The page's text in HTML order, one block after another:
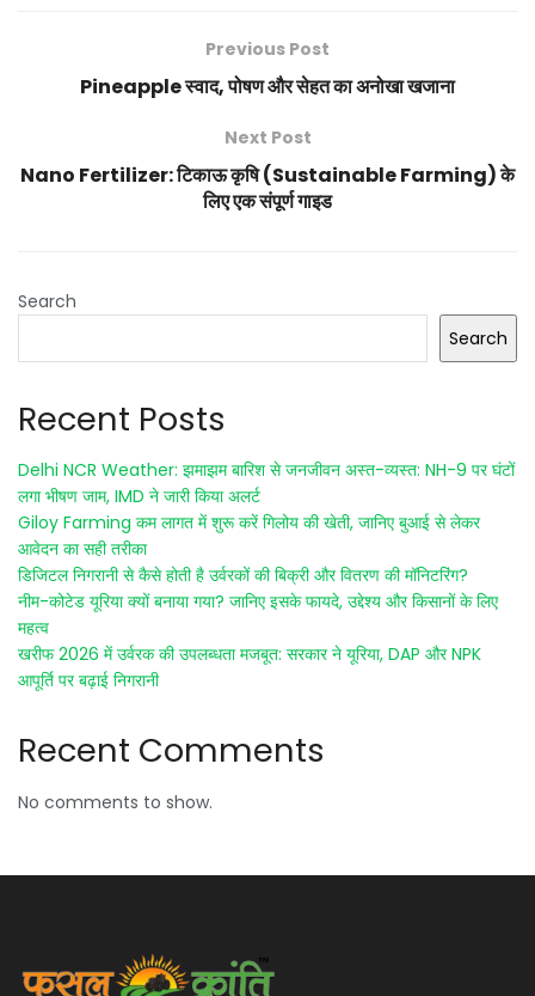
Previous Post
Pineapple स्वाद, पोषण और सेहत का अनोखा खजाना
Next Post
Nano Fertilizer: टिकाऊ कृषि (Sustainable Farming) के
लिए एक संपूर्ण गाइड
Search
Search
Recent Posts
Delhi NCR Weather: झमाझम बारिश से जनजीवन अस्त-व्यस्त: NH-9 पर घंटों
लगा भीषण जाम, IMD ने जारी किया अलर्ट
Giloy Farming कम लागत में शुरू करें गिलोय की खेती, जानिए बुआई से लेकर
आवेदन का सही तरीका
डिजिटल निगरानी से कैसे होती है उर्वरकों की बिक्री और वितरण की मॉनिटरिंग?
नीम-कोटेड यूरिया क्यों बनाया गया? जानिए इसके फायदे, उद्देश्य और किसानों के लिए
महत्व
खरीफ 2026 में उर्वरक की उपलब्धता मजबूत: सरकार ने यूरिया, DAP और NPK
आपूर्ति पर बढ़ाई निगरानी
Recent Comments
No comments to show.